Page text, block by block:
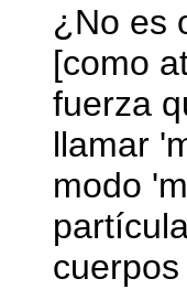
¿No es
[como
fuerza
llamar
modo